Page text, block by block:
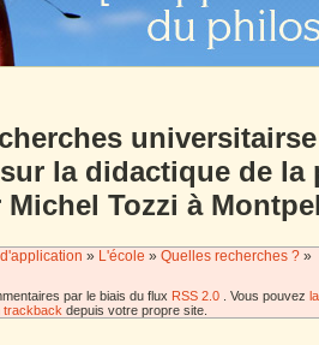
la didactique de
Tozzi à
» L'école » Quelles recherches ? »
par le biais du flux RSS 2.0 . Vous pouvez
trackback depuis votre propre site.